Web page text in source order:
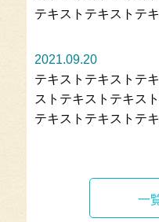
テキストテキストテ
2021.09.20
テキストテキストテ
ストテキストテキス
テキストテキストテ
一